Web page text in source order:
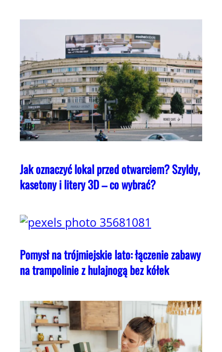
Jak oznaczyć lokal przed otwarciem? Szyldy,
kasetony i litery 3D – co wybrać?
Pomysł na trójmiejskie lato: łączenie zabawy
na trampolinie z hulajnogą bez kółek